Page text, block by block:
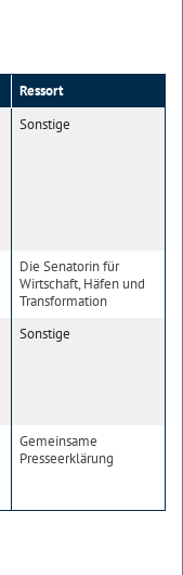
Ressort
Sonstige
Die Senatorin für
Wirtschaft, Häfen und
Transformation
Sonstige
Gemeinsame
Presseerklärung